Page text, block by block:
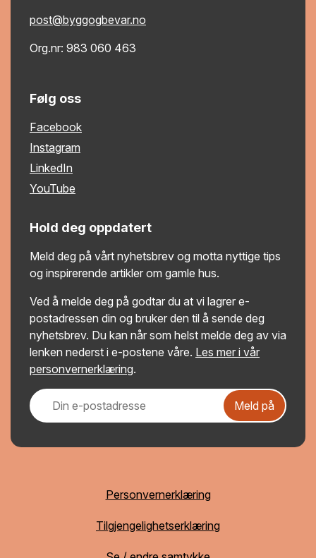
post@byggogbevar.no
Org.nr: 983 060 463
Følg oss
Facebook
Instagram
LinkedIn
YouTube
Hold deg oppdatert
Meld deg på vårt nyhetsbrev og motta nyttige tips
og inspirerende artikler om gamle hus.
Ved å melde deg på godtar du at vi lagrer e-
postadressen din og bruker den til å sende deg
nyhetsbrev. Du kan når som helst melde deg av via
lenken nederst i e-postene våre. Les mer i vår
personvernerklæring.
Meld på
Personvernerklæring
Tilgjengelighetserklæring